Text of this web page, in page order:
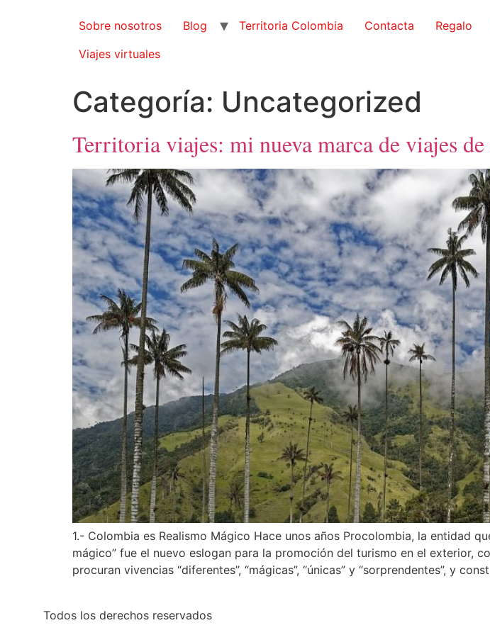
Sobre nosotros Blog Territoria Colombia Contacta Regalo
Viajes virtuales
Categoría: Uncategorized
Territoria viajes: mi nueva marca de viajes
1.- Colombia es Realismo Mágico Hace unos años Procolombia, la entidad
mágico” fue el nuevo eslogan para la promoción del turismo en el exterior,
procuran vivencias “diferentes”, “mágicas”, “únicas” y “sorprendentes”, y
Todos los derechos reservados